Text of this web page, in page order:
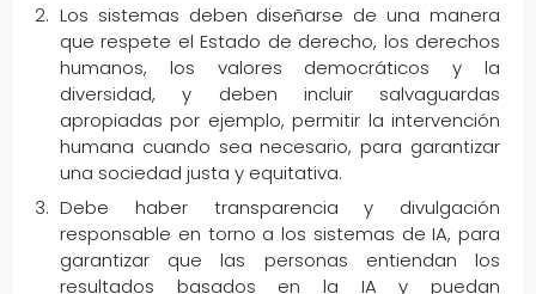
Los sistemas deben diseñarse de una manera
que respete el Estado de derecho, los derechos
humanos, los valores democráticos y la
diversidad, y deben incluir salvaguardas
apropiadas por ejemplo, permitir la intervención
humana cuando sea necesario, para garantizar
una sociedad justa y equitativa.
Debe haber transparencia y divulgación
responsable en torno a los sistemas de IA, para
garantizar que las personas entiendan los
resultados basados ​​en la IA y puedan